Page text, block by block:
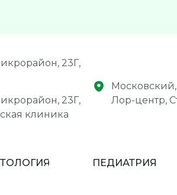
ПЕДИАТРИЯ
23Г,
23Г,
клиника
Лор-центр,